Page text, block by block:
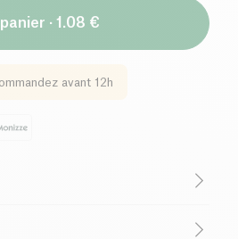
· 1.08 €
avant 12h